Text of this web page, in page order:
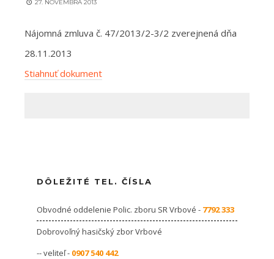
27. NOVEMBRA 2013
Nájomná zmluva č. 47/2013/2-3/2 zverejnená dňa
28.11.2013
Stiahnuť dokument
DÔLEŽITÉ TEL. ČÍSLA
Obvodné oddelenie Polic. zboru SR Vrbové - 7792 333
Dobrovoľný hasičský zbor Vrbové
-- veliteľ - 0907 540 442